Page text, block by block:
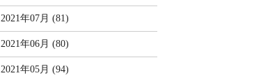
2021年07月 (81)
2021年06月 (80)
2021年05月 (94)